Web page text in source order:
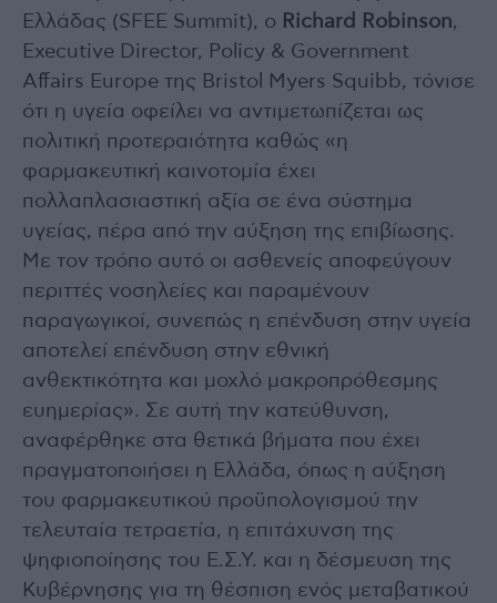
Ελλάδας (SFEE Summit), ο Richard Robinson,
Executive Director, Policy & Government
Affairs Europe της Bristol Myers Squibb, τόνισε
ότι η υγεία οφείλει να αντιμετωπίζεται ως
πολιτική προτεραιότητα καθώς «η
φαρμακευτική καινοτομία έχει
πολλαπλασιαστική αξία σε ένα σύστημα
υγείας, πέρα από την αύξηση της επιβίωσης.
Με τον τρόπο αυτό οι ασθενείς αποφεύγουν
περιττές νοσηλείες και παραμένουν
παραγωγικοί, συνεπώς η επένδυση στην υγεία
αποτελεί επένδυση στην εθνική
ανθεκτικότητα και μοχλό μακροπρόθεσμης
ευημερίας». Σε αυτή την κατεύθυνση,
αναφέρθηκε στα θετικά βήματα που έχει
πραγματοποιήσει η Ελλάδα, όπως η αύξηση
του φαρμακευτικού προϋπολογισμού την
τελευταία τετραετία, η επιτάχυνση της
ψηφιοποίησης του Ε.Σ.Υ. και η δέσμευση της
Κυβέρνησης για τη θέσπιση ενός μεταβατικού